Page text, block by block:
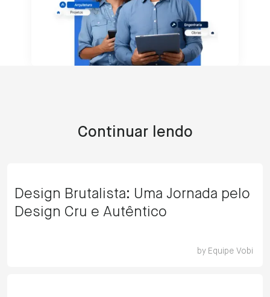
Continuar lendo
Design Brutalista: Uma Jornada pelo
Design Cru e Autêntico
by Equipe Vobi